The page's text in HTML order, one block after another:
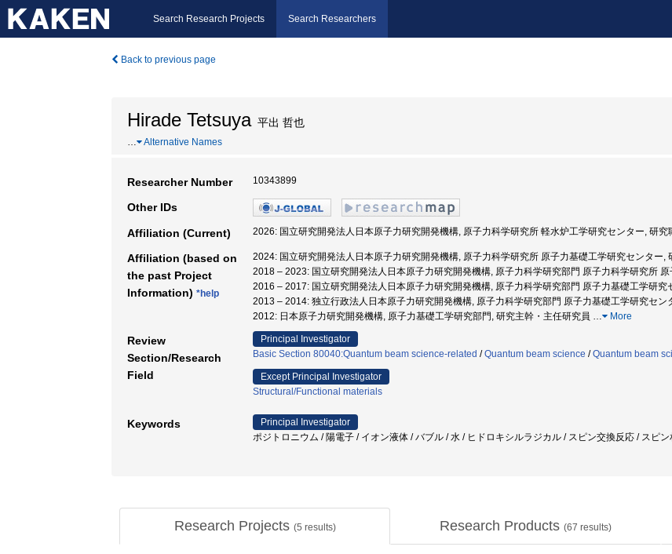
Search Research Projects Search Researchers
Back to previous page
Hirade Tetsuya平出 哲也
… Alternative Names
Researcher Number 10343899
Other IDs
Affiliation (Current) 2026: 国立研究開発法人日本原子力研究開発機構, 原子力科学研究所 軽水炉工学研究センター, 研究
Affiliation (based on
the past Project
Information) *help
2024: 国立研究開発法人日本原子力研究開発機構, 原子力科学研究所 原子力基礎工学研究センター,
2018 – 2023: 国立研究開発法人日本原子力研究開発機構, 原子力科学研究部門 原子力科学研究所
2016 – 2017: 国立研究開発法人日本原子力研究開発機構, 原子力科学研究部門 原子力基礎工学研究
2013 – 2014: 独立行政法人日本原子力研究開発機構, 原子力科学研究部門 原子力基礎工学研究セン
2012: 日本原子力研究開発機構, 原子力基礎工学研究部門, 研究主幹・主任研究員 … More
Review
Section/Research
Field
Principal Investigator
Basic Section 80040:Quantum beam science-related /Quantum beam science /Quantum beam
Except Principal Investigator
Structural/Functional materials
Keywords
Principal Investigator
ポジトロニウム / 陽電子 / イオン液体 / バブル / 水 / ヒドロキシルラジカル / スピン交換反応 / スピ
Research Projects (5 results) Research Products (67 results)